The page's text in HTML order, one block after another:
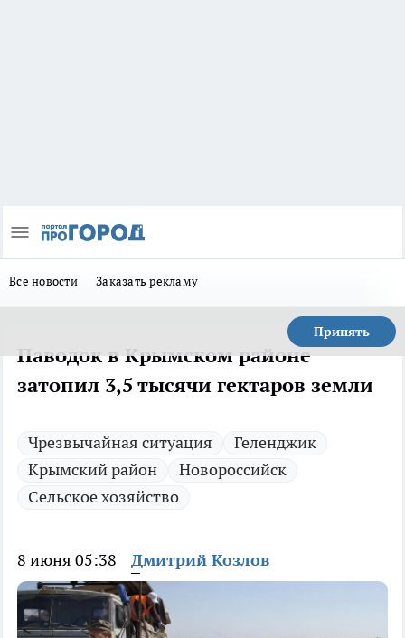
Все новости Заказать рекламу
Принять
Паводок в Крымском районе
затопил 3,5 тысячи гектаров земли
Чрезвычайная ситуация
Геленджик
Крымский район
Новороссийск
Сельское хозяйство
8 июня 05:38 Дмитрий Козлов